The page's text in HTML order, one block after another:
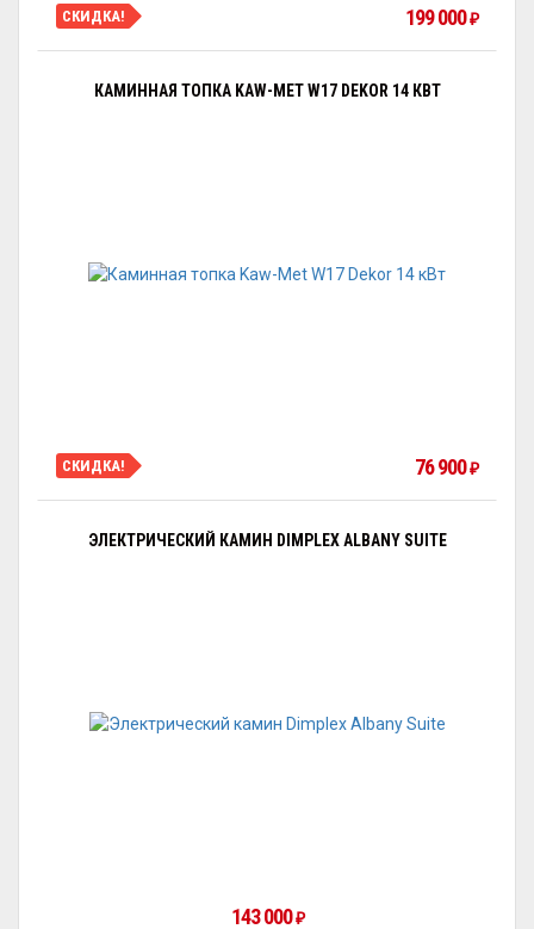
СКИДКА! 199 000₽
КАМИННАЯ ТОПКА KAW-MET W17 DEKOR 14 КВТ
СКИДКА! 76 900₽
ЭЛЕКТРИЧЕСКИЙ КАМИН DIMPLEX ALBANY SUITE
143 000₽